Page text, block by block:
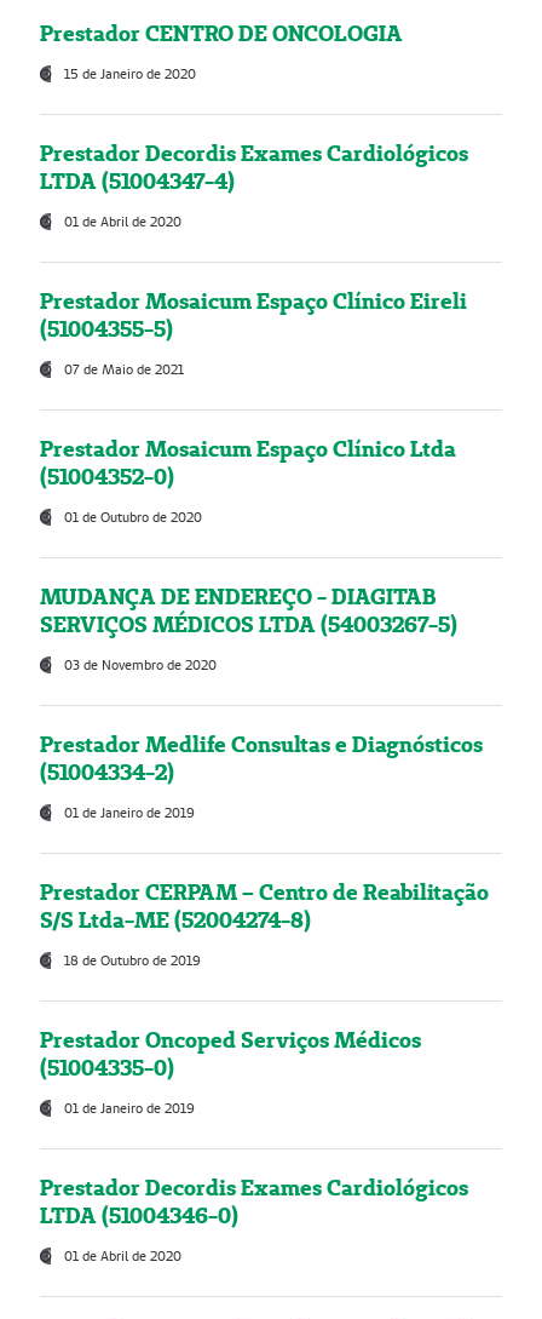
Prestador CENTRO DE ONCOLOGIA
15 de Janeiro de 2020
Prestador Decordis Exames Cardiológicos
LTDA (51004347-4)
01 de Abril de 2020
Prestador Mosaicum Espaço Clínico Eireli
(51004355-5)
07 de Maio de 2021
Prestador Mosaicum Espaço Clínico Ltda
(51004352-0)
01 de Outubro de 2020
MUDANÇA DE ENDEREÇO - DIAGITAB
SERVIÇOS MÉDICOS LTDA (54003267-5)
03 de Novembro de 2020
Prestador Medlife Consultas e Diagnósticos
(51004334-2)
01 de Janeiro de 2019
Prestador CERPAM – Centro de Reabilitação
S/S Ltda-ME (52004274-8)
18 de Outubro de 2019
Prestador Oncoped Serviços Médicos
(51004335-0)
01 de Janeiro de 2019
Prestador Decordis Exames Cardiológicos
LTDA (51004346-0)
01 de Abril de 2020